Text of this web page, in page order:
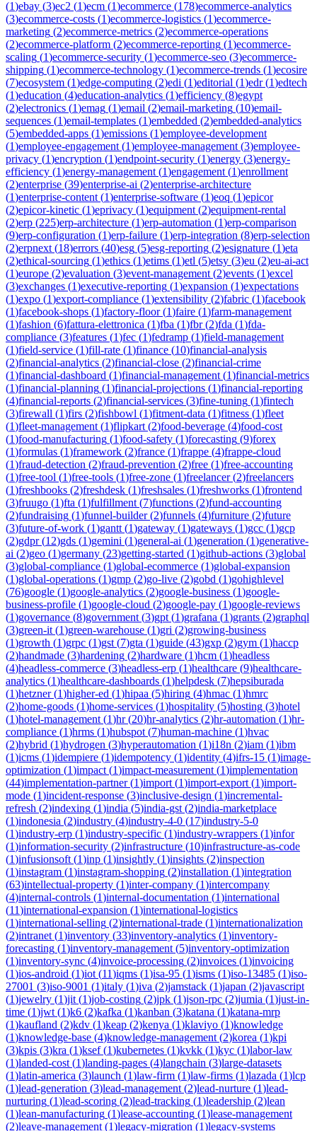
(1)ebay (3)ec2 (1)ecm (1)ecommerce (178)ecommerce-analytics
(3)ecommerce-costs (1)ecommerce-logistics (1)ecommerce-
marketing (2)ecommerce-metrics (2)ecommerce-operations
(2)ecommerce-platform (2)ecommerce-reporting (1)ecommerce-
scaling (1)ecommerce-security (1)ecommerce-seo (3)ecommerce-
shipping (1)ecommerce-technology (1)ecommerce-trends (1)ecosire
(7)ecosystem (1)edge-computing (2)edi (1)editorial (1)edr(1)edtech
(1)education (4)education-analytics (1)efficiency (8)egypt
(2)electronics (1)emag (1)email (2)email-marketing (10)email-
sequences (1)email-templates (1)embedded (2)embedded-analytics
(5)embedded-apps (1)emissions (1)employee-development
(1)employee-engagement (1)employee-management (3)employee-
privacy (1)encryption (1)endpoint-security (1)energy (3)energy-
efficiency (1)energy-management (1)engagement (1)enrollment
(2)enterprise (39)enterprise-ai (2)enterprise-architecture
(1)enterprise-content (1)enterprise-software (1)eoq (1)epicor
(2)epicor-kinetic (1)eprivacy (1)equipment (2)equipment-rental
(2)erp (225)erp-architecture (1)erp-automation (1)erp-comparison
(9)erp-configuration (1)erp-failure (1)erp-integration (8)erp-selection
(2)erpnext (18)errors (40)esg (5)esg-reporting (2)esignature (1)eta
(2)ethical-sourcing (1)ethics (1)etims (1)etl (5)etsy (3)eu (2)eu-ai-act
(1)europe (2)evaluation (3)event-management (2)events (1)excel
(3)exchanges (1)executive-reporting (1)expansion (1)expectations
(1)expo (1)export-compliance (1)extensibility (2)fabric (1)facebook
(1)facebook-shops (1)factory-floor(1)faire (1)farm-management
(1)fashion (6)fattura-elettronica (1)fba (1)fbr(2)fda (1)fda-
compliance (3)features (1)fec (1)fedramp (1)field-management
(1)field-service (1)fill-rate (1)finance (10)financial-analysis
(2)financial-analytics (2)financial-close (2)financial-crime
(1)financial-dashboard (1)financial-management (1)financial-metrics
(1)financial-planning (1)financial-projections (1)financial-reporting
(4)financial-reports (2)financial-services (3)fine-tuning (1)fintech
(3)firewall (1)firs (2)fishbowl (1)fitment-data (1)fitness (1)fleet
(1)fleet-management (1)flipkart (2)food-beverage (4)food-cost
(1)food-manufacturing (1)food-safety (1)forecasting (9)forex
(1)formulas (1)framework (2)france (1)frappe (4)frappe-cloud
(1)fraud-detection (2)fraud-prevention (2)free (1)free-accounting
(1)free-tool (1)free-tools (1)free-zone (1)freelancer(2)freelancers
(1)freshbooks (2)freshdesk (1)freshsales (1)freshworks (1)frontend
(3)fruugo (1)fta (1)fulfillment (7)functions (2)fund-accounting
(2)fundraising (1)funnel-builder(2)funnels (4)furniture (2)future
(3)future-of-work (1)gantt (1)gateway (1)gateways (1)gcc (1)gcp
(2)gdpr(12)gds (1)gemini (1)general-ai (1)generation (1)generative-
ai (2)geo (1)germany (23)getting-started (1)github-actions (3)global
(3)global-compliance (1)global-ecommerce (1)global-expansion
(1)global-operations (1)gmp (2)go-live (2)gobd (1)gohighlevel
(76)google (1)google-analytics (2)google-business (1)google-
business-profile (1)google-cloud (2)google-pay (1)google-reviews
(1)governance (8)government (3)gpt (1)grafana (1)grants (2)graphql
(3)green-it (1)green-warehouse (1)gri (2)growing-business
(1)growth (1)grpc (1)gst (7)gta (1)guide (43)gxp (2)gym (1)haccp
(2)handmade (3)hardening (2)hardware (1)hcm (1)headless
(4)headless-commerce (3)headless-erp (1)healthcare (9)healthcare-
analytics (1)healthcare-dashboards (1)helpdesk (7)hepsiburada
(1)hetzner(1)higher-ed (1)hipaa (5)hiring (4)hmac (1)hmrc
(2)home-goods (1)home-services (1)hospitality (5)hosting (3)hotel
(1)hotel-management (1)hr(20)hr-analytics (2)hr-automation (1)hr-
compliance (1)hrms (1)hubspot (7)human-machine (1)hvac
(2)hybrid (1)hydrogen (3)hyperautomation (1)i18n (2)iam (1)ibm
(1)icms (1)idempiere (1)idempotency (1)identity (4)ifrs-15 (1)image-
optimization (1)impact (1)impact-measurement (1)implementation
(44)implementation-partner(1)import (1)import-export (1)import-
mode (1)incident-response (3)inclusive-design (1)incremental-
refresh (2)indexing (1)india (5)india-gst (2)india-marketplace
(1)indonesia (2)industry (4)industry-4-0 (17)industry-5-0
(1)industry-erp (1)industry-specific (1)industry-wrappers (1)infor
(1)information-security (2)infrastructure (10)infrastructure-as-code
(1)infusionsoft (1)inp (1)insightly (1)insights (2)inspection
(1)instagram (1)instagram-shopping (2)installation (1)integration
(63)intellectual-property (1)inter-company (1)intercompany
(4)internal-controls (1)internal-documentation (1)international
(11)international-expansion (1)international-logistics
(1)international-selling (2)international-trade (1)internationalization
(2)intranet (1)inventory (33)inventory-analytics (1)inventory-
forecasting (1)inventory-management (5)inventory-optimization
(1)inventory-sync (4)invoice-processing (2)invoices (1)invoicing
(1)ios-android (1)iot (11)iqms (1)isa-95 (1)isms (1)iso-13485 (1)iso-
27001 (3)iso-9001 (1)italy (1)iva (2)jamstack (1)japan (2)javascript
(1)jewelry (1)jit (1)job-costing (2)jpk (1)json-rpc (2)jumia (1)just-in-
time (1)jwt (1)k6 (2)kafka (1)kanban (3)katana (1)katana-mrp
(1)kaufland (2)kdv (1)keap (2)kenya (1)klaviyo (1)knowledge
(1)knowledge-base (4)knowledge-management (2)korea (1)kpi
(3)kpis (3)kra (1)ksef(1)kubernetes (1)kvkk (1)kyc (1)labor-law
(1)landed-cost (1)landing-pages (4)langchain (3)large-datasets
(1)latin-america (3)launch (1)law-firm (1)law-firms (1)lazada (1)lcp
(1)lead-generation (3)lead-management (2)lead-nurture (1)lead-
nurturing (1)lead-scoring (2)lead-tracking (1)leadership (2)lean
(1)lean-manufacturing (1)lease-accounting (1)lease-management
(2)leave-management (1)legacy-migration (1)legacy-systems